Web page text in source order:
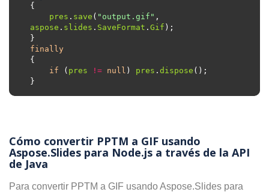
pres . save ( "output.gif"
aspose . slides . SaveFormat . Gif
finally
if ( pres != null ) pres . dispose
Cómo convertir PPTM a GIF usando
Aspose.Slides para Node.js a través de la API
de Java
Para convertir PPTM a GIF usando Aspose.Slides para